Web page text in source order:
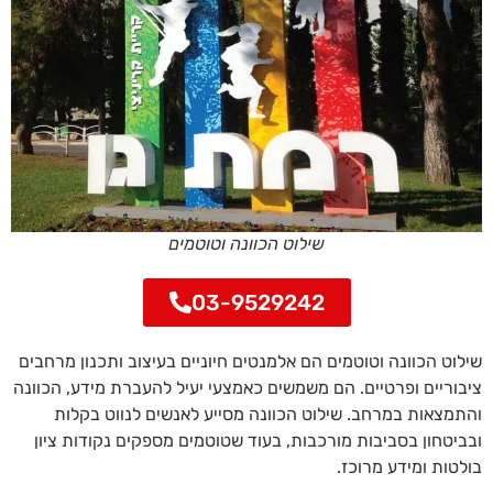
שילוט הכוונה וטוטמים
03-9529242
שילוט הכוונה וטוטמים הם אלמנטים חיוניים בעיצוב ותכנון מרחבים
ציבוריים ופרטיים. הם משמשים כאמצעי יעיל להעברת מידע, הכוונה
והתמצאות במרחב. שילוט הכוונה מסייע לאנשים לנווט בקלות
ובביטחון בסביבות מורכבות, בעוד שטוטמים מספקים נקודות ציון
בולטות ומידע מרוכז.